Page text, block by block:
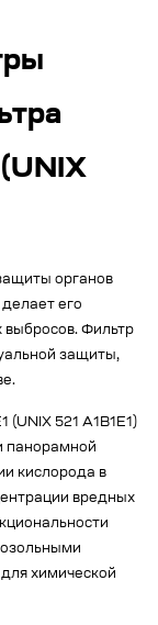
органов
его
Фильтр
защиты,
(UNIX 521 A1B1E1)
панорамной
кислорода в
вредных
химической